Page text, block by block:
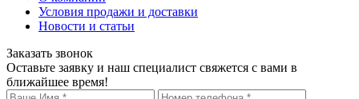
Условия продажи и доставки
Новости и статьи
Заказать звонок
Оставьте заявку и наш специалист свяжется с вами в
ближайшее время!